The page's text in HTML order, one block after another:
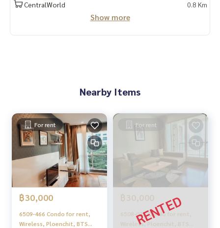
CentralWorld 0.8 Km
Show more
Nearby Items
For rent
฿30,000
6509-466 Condo for rent,
Wireless, Ploenchit, BTS
For rent
฿30,000
6508-023 Condo for rent,
Wireless, Ploenchit, BTS